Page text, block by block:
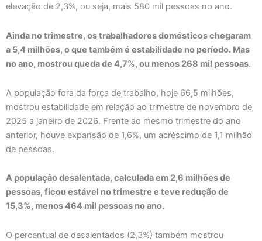
elevação de 2,3%, ou seja, mais 580 mil pessoas no ano.
Ainda no trimestre, os trabalhadores domésticos chegaram
a 5,4 milhões, o que também é estabilidade no período. Mas
no ano, mostrou queda de 4,7%, ou menos 268 mil pessoas.
A população fora da força de trabalho, hoje 66,5 milhões,
mostrou estabilidade em relação ao trimestre de novembro de
2025 a janeiro de 2026. Frente ao mesmo trimestre do ano
anterior, houve expansão de 1,6%, um acréscimo de 1,1 milhão
de pessoas.
A população desalentada, calculada em 2,6 milhões de
pessoas, ficou estável no trimestre e teve redução de
15,3%, menos 464 mil pessoas no ano.
O percentual de desalentados (2,3%) também mostrou